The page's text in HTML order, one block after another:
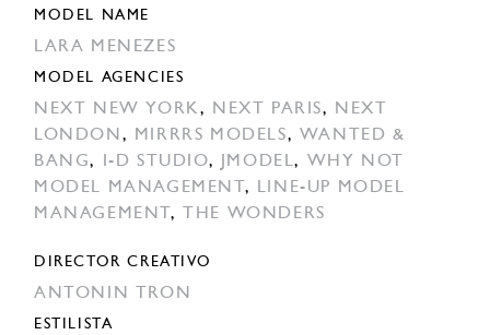
MODEL NAME
LARA MENEZES
MODEL AGENCIES
NEXT NEW YORK, NEXT PARIS, NEXT
LONDON, MIRRRS MODELS, WANTED &
BANG, I-D STUDIO, JMODEL, WHY NOT
MODEL MANAGEMENT , LINE-UP MODEL
MANAGEMENT , THE WONDERS
DIRECTOR CREATIVO
ANTONIN TRON
ESTILISTA